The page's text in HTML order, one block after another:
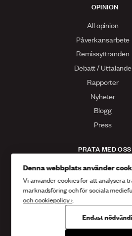
OPINION
All opinion
Påverkansarbete
Remissyttranden
Debatt / Uttalande
Rapporter
Nyheter
Blogg
Press
PRATA MED OSS
Kontakta oss
Facebook
Twitter
Denna webbplats använder
Vi använder cookies för att analysera
marknadsföring och för sociala
och cookiepolicy ›.
Endast